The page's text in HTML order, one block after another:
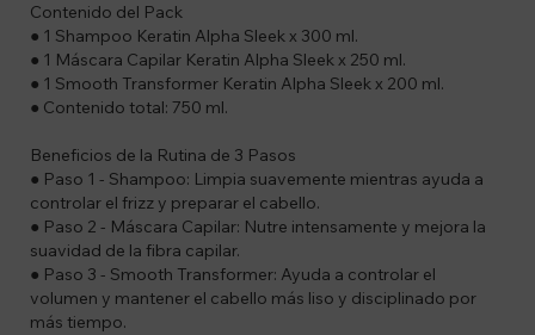
Contenido del Pack
● 1 Shampoo Keratin Alpha Sleek x 300 ml.
● 1 Máscara Capilar Keratin Alpha Sleek x 250 ml.
● 1 Smooth Transformer Keratin Alpha Sleek x 200 ml.
● Contenido total: 750 ml.
Beneficios de la Rutina de 3 Pasos
● Paso 1 - Shampoo: Limpia suavemente mientras ayuda a
controlar el frizz y preparar el cabello.
● Paso 2 - Máscara Capilar: Nutre intensamente y mejora la
suavidad de la fibra capilar.
● Paso 3 - Smooth Transformer: Ayuda a controlar el
volumen y mantener el cabello más liso y disciplinado por
más tiempo.